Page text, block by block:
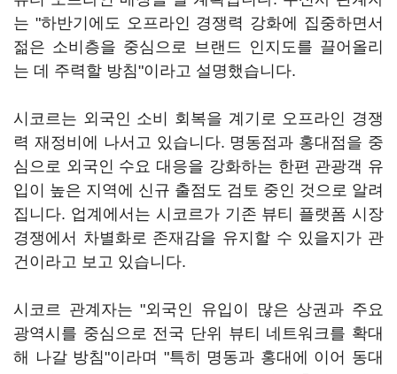
는 "하반기에도 오프라인 경쟁력 강화에 집중하면서
젊은 소비층을 중심으로 브랜드 인지도를 끌어올리
는 데 주력할 방침"이라고 설명했습니다.
시코르는 외국인 소비 회복을 계기로 오프라인 경쟁
력 재정비에 나서고 있습니다. 명동점과 홍대점을 중
심으로 외국인 수요 대응을 강화하는 한편 관광객 유
입이 높은 지역에 신규 출점도 검토 중인 것으로 알려
집니다. 업계에서는 시코르가 기존 뷰티 플랫폼 시장
경쟁에서 차별화로 존재감을 유지할 수 있을지가 관
건이라고 보고 있습니다.
시코르 관계자는 "외국인 유입이 많은 상권과 주요
광역시를 중심으로 전국 단위 뷰티 네트워크를 확대
해 나갈 방침"이라며 "특히 명동과 홍대에 이어 동대